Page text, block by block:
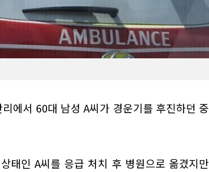
에서 60대 남성 A씨가 경운기를 후진하던 중
태인 A씨를 응급 처치 후 병원으로 옮겼지만